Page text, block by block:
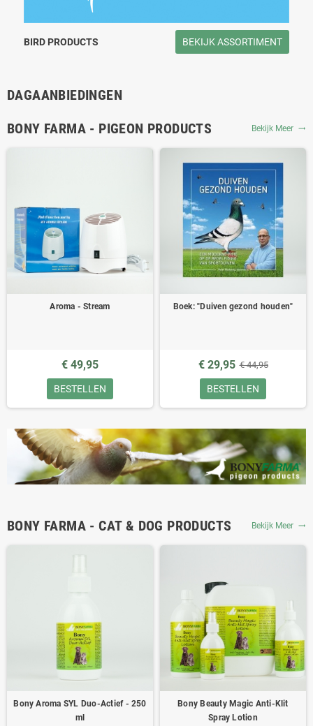
BIRD PRODUCTS BEKIJK ASSORTIMENT
DAGAANBIEDINGEN
BONY FARMA - PIGEON PRODUCTS
Bekijk Meer trending_flat
Aroma - Stream
€ 49,95
BESTELLEN
Boek: "Duiven gezond houden"
€ 29,95 € 44,95
BESTELLEN
BONY FARMA - CAT & DOG PRODUCTS Bekijk Meer trending_flat
Bony Aroma SYL Duo-Actief - 250
ml
Bony Beauty Magic Anti-Klit
Spray Lotion